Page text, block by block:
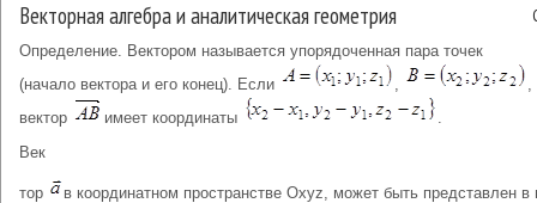
Векторная алгебра и аналитическая геометрия
Определение. Вектором называется упорядоченная пара точек
(начало вектора и его конец). Если
,
,
вектор
имеет координаты
.
Век
тор в координатном пространстве Oxyz, может быть представлен в